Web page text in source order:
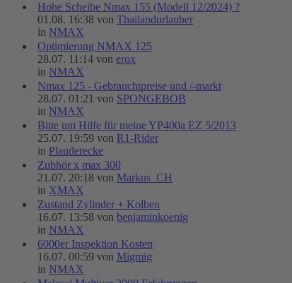
Hohe Scheibe Nmax 155 (Modell 12/2024) ?
01.08. 16:38 von Thailandurlauber
in NMAX
Optimierung NMAX 125
28.07. 11:14 von erox
in NMAX
Nmax 125 - Gebrauchtpreise und /-markt
28.07. 01:21 von SPONGEBOB
in NMAX
Bitte um Hilfe für meine YP400a EZ 5/2013
25.07. 19:59 von R1-Rider
in Plauderecke
Zubhör x max 300
21.07. 20:18 von Markus_CH
in XMAX
Zustand Zylinder + Kolben
16.07. 13:58 von benjaminkoenig
in NMAX
6000er Inspektion Kosten
16.07. 00:59 von Migmig
in NMAX